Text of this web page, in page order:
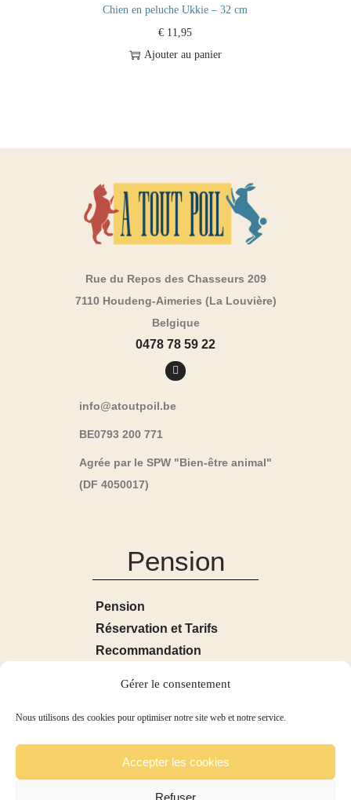
Gérer le consentement
Nous utilisons des cookies pour optimiser notre site web et notre service.
Accepter les cookies
Refuser
Chien en peluche Ukkie – 32 cm
€ 11,95
Ajouter au panier
Rue du Repos des Chasseurs 209
7110 Houdeng-Aimeries (La Louvière)
Belgique
0478 78 59 22
info@atoutpoil.be
BE0793 200 771
Agrée par le SPW "Bien-être animal"
(DF 4050017)
Pension
Pension
Réservation et Tarifs
Recommandation
Galerie